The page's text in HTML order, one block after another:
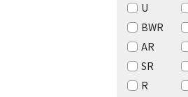
U
BWR
AR
SR
R